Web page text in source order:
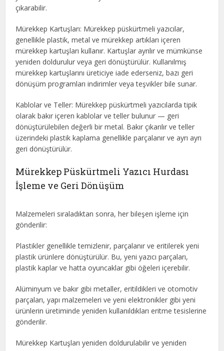
çıkarabilir.
Mürekkep Kartuşları: Mürekkep püskürtmeli yazıcılar,
genellikle plastik, metal ve mürekkep artıkları içeren
mürekkep kartuşları kullanır. Kartuşlar ayrılır ve mümkünse
yeniden doldurulur veya geri dönüştürülür. Kullanılmış
mürekkep kartuşlarını üreticiye iade ederseniz, bazı geri
dönüşüm programları indirimler veya teşvikler bile sunar.
Kablolar ve Teller: Mürekkep püskürtmeli yazıcılarda tipik
olarak bakır içeren kablolar ve teller bulunur — geri
dönüştürülebilen değerli bir metal. Bakır çıkarılır ve teller
üzerindeki plastik kaplama genellikle parçalanır ve ayrı ayrı
geri dönüştürülür.
Mürekkep Püskürtmeli Yazıcı Hurdası
İşleme ve Geri Dönüşüm
Malzemeleri sıraladıktan sonra, her bileşen işleme için
gönderilir:
Plastikler genellikle temizlenir, parçalanır ve eritilerek yeni
plastik ürünlere dönüştürülür. Bu, yeni yazıcı parçaları,
plastik kaplar ve hatta oyuncaklar gibi öğeleri içerebilir.
Alüminyum ve bakır gibi metaller, eritildikleri ve otomotiv
parçaları, yapı malzemeleri ve yeni elektronikler gibi yeni
ürünlerin üretiminde yeniden kullanıldıkları eritme tesislerine
gönderilir.
Mürekkep Kartuşları yeniden doldurulabilir ve yeniden